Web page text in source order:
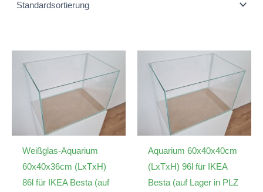
Weißglas-Aquarium
60x40x36cm (LxTxH)
86l für IKEA Besta (auf
Aquarium 60x40x40cm
(LxTxH) 96l für IKEA
Besta (auf Lager in PLZ